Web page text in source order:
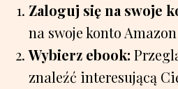
Zaloguj się na swoje
na swoje konto
Wybierz ebook:
znaleźć interesującą